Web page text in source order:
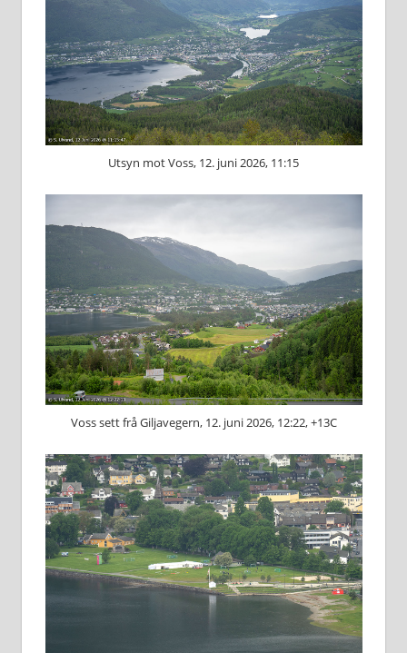
Utsyn mot Voss, 12. juni 2026, 11:15
Voss sett frå Giljavegern, 12. juni 2026, 12:22, +13C